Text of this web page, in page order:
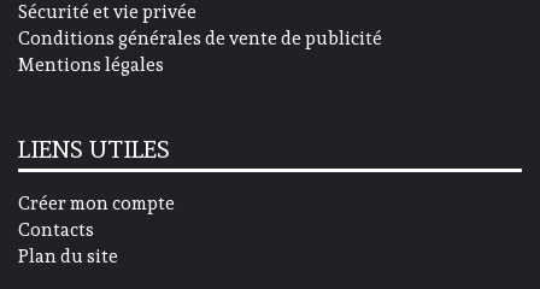
Sécurité et vie privée
Conditions générales de vente de publicité
Mentions légales
LIENS UTILES
Créer mon compte
Contacts
Plan du site